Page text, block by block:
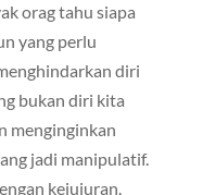
orag tahu siapa
yang perlu
diri
bukan diri kita
menginginkan
jadi manipulatif.
kejujuran.